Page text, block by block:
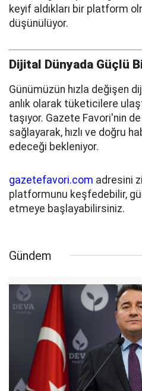
keyif aldıkları bir platform
düşünülüyor.
Dijital Dünyada Güçlü
Günümüzün hızla değişen
anlık olarak tüketicilere
taşıyor. Gazete Favori'nin
sağlayarak, hızlı ve doğru
edeceği bekleniyor.
gazetefavori.com adresini
platformunu keşfedebilir,
etmeye başlayabilirsiniz.
Gündem